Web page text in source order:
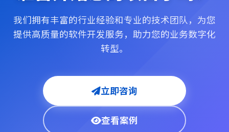
我们拥有丰富的行业经验和专业的技术团队，为您
提供高质量的软件开发服务，助力您的业务数字化
转型。
立即咨询
查看案例